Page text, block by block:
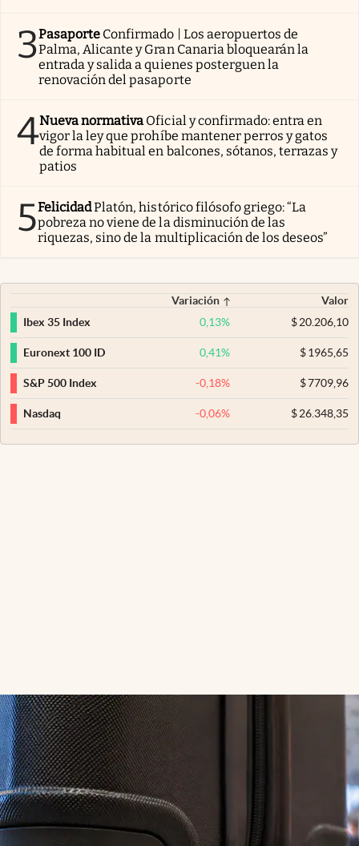
3Pasaporte Confirmado | Los aeropuertos de
Palma, Alicante y Gran Canaria bloquearán la
entrada y salida a quienes posterguen la
renovación del pasaporte
4Nueva normativa Oficial y confirmado: entra en
vigor la ley que prohíbe mantener perros y gatos
de forma habitual en balcones, sótanos, terrazas y
patios
5FelicidadPlatón, histórico filósofo griego: “La
pobreza no viene de la disminución de las
riquezas, sino de la multiplicación de los deseos”
Variación
Valor
Ibex 35 Index
0,13% $20.206,10
Euronext 100 ID 0,41% $1965,65
S&P 500 Index -0,18% $7709,96
Nasdaq -0,06% $26.348,35